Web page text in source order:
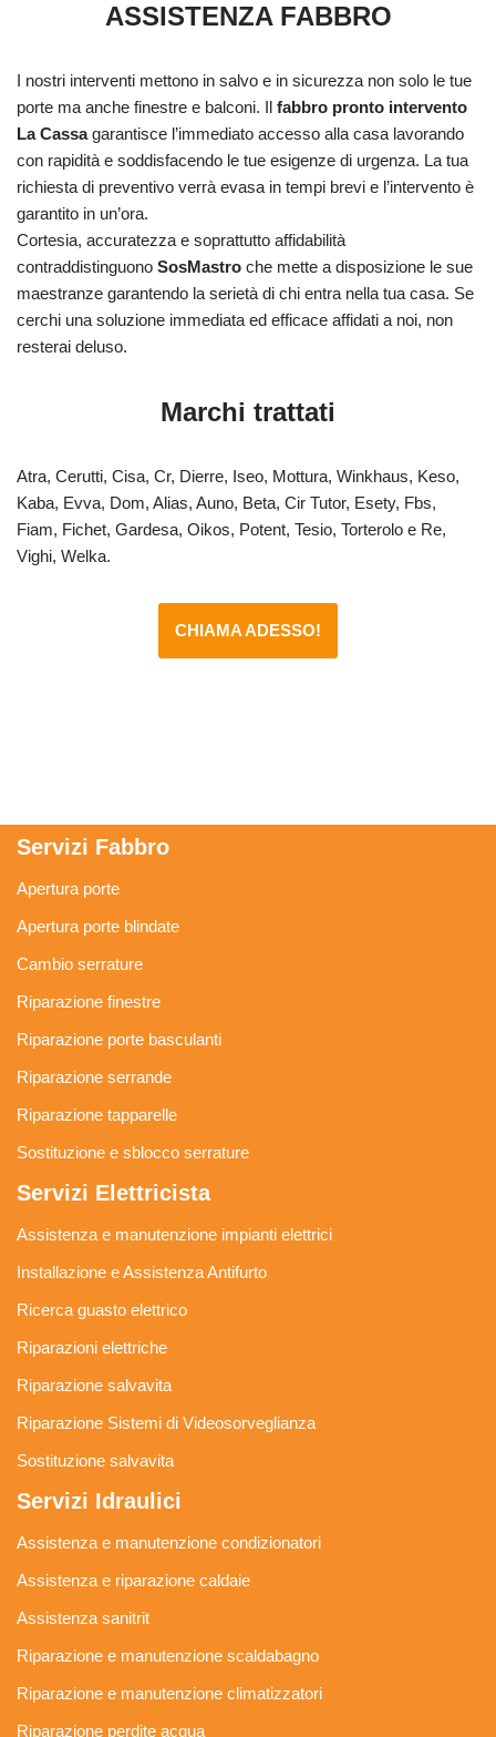
ASSISTENZA FABBRO
I nostri interventi mettono in salvo e in sicurezza non solo le tue
porte ma anche finestre e balconi. Il fabbro pronto intervento
La Cassagarantisce l’immediato accesso alla casa lavorando
con rapidità e soddisfacendo le tue esigenze di urgenza. La tua
richiesta di preventivo verrà evasa in tempi brevi e l’intervento è
garantito in un’ora.
Cortesia, accuratezza e soprattutto affidabilità
contraddistinguono SosMastro che mette a disposizione le sue
maestranze garantendo la serietà di chi entra nella tua casa. Se
cerchi una soluzione immediata ed efficace affidati a noi, non
resterai deluso.
Marchi trattati
Atra, Cerutti, Cisa, Cr, Dierre, Iseo, Mottura, Winkhaus, Keso,
Kaba, Evva, Dom, Alias, Auno, Beta, Cir Tutor, Esety, Fbs,
Fiam, Fichet, Gardesa, Oikos, Potent, Tesio, Torterolo e Re,
Vighi, Welka.
CHIAMA ADESSO!
Servizi Fabbro
Apertura porte
Apertura porte blindate
Cambio serrature
Riparazione finestre
Riparazione porte basculanti
Riparazione serrande
Riparazione tapparelle
Sostituzione e sblocco serrature
Servizi Elettricista
Assistenza e manutenzione impianti elettrici
Installazione e Assistenza Antifurto
Ricerca guasto elettrico
Riparazioni elettriche
Riparazione salvavita
Riparazione Sistemi di Videosorveglianza
Sostituzione salvavita
Servizi Idraulici
Assistenza e manutenzione condizionatori
Assistenza e riparazione caldaie
Assistenza sanitrit
Riparazione e manutenzione scaldabagno
Riparazione e manutenzione climatizzatori
Riparazione perdite acqua